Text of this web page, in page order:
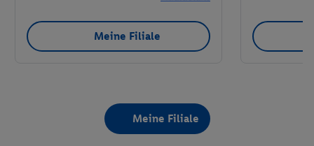
Meine Filiale
Meine Filiale